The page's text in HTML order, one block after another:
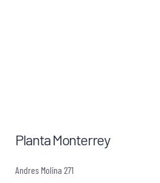
Planta Monterrey
Andres Molina 271